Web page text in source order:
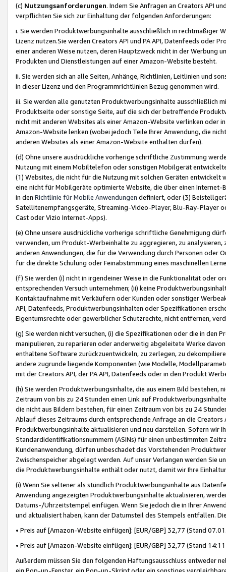
(c) Nutzungsanforderungen. Indem Sie Anfragen an Creators API
verpflichten Sie sich zur Einhaltung der folgenden Anforderungen:
i. Sie werden Produktwerbungsinhalte ausschließlich in rechtmäßiger
Lizenz nutzen.Sie werden Creators API und PA API, Datenfeeds oder
einer anderen Weise nutzen, deren Hauptzweck nicht in der Werbung
Produkten und Dienstleistungen auf einer Amazon-Website besteht.
ii. Sie werden sich an alle Seiten, Anhänge, Richtlinien, Leitlinien und
in dieser Lizenz und den Programmrichtlinien Bezug genommen wird.
iii. Sie werden alle genutzten Produktwerbungsinhalte ausschließlich
Produktseite oder sonstige Seite, auf die sich der betreffende
nicht mit anderen Websites als einer Amazon-Website verlinken oder
Amazon-Website lenken (wobei jedoch Teile Ihrer Anwendung, die
anderen Websites als einer Amazon-Website enthalten dürfen).
(d) Ohne unsere ausdrückliche vorherige schriftliche Zustimmung
Nutzung mit einem Mobiltelefon oder sonstigen Mobilgerät
(1) Websites, die nicht für die Nutzung mit solchen Geräten
eine nicht für Mobilgeräte optimierte Website, die über einen
in den Richtlinie für Mobile Anwendungen definiert, oder (3)
Satellitenempfangsgeräte, Streaming-Video-Player, Blu-Ray-Player
Cast oder Vizio Internet-Apps).
(e) Ohne unsere ausdrückliche vorherige schriftliche Genehmigung
verwenden, um Produkt-Werbeinhalte zu aggregieren, zu
anderen Anwendungen, die für die Verwendung durch Personen
für die direkte Schulung oder Feinabstimmung eines maschinellen
(f) Sie werden (i) nicht in irgendeiner Weise in die Funktionalität oder
entsprechenden Versuch unternehmen; (ii) keine
Kontaktaufnahme mit Verkäufern oder Kunden oder sonstiger
API, Datenfeeds, Produktwerbungsinhalten oder Spezifikationen
Eigentumsrechte oder gewerblicher Schutzrechte, nicht entfernen,
(g) Sie werden nicht versuchen, (i) die Spezifikationen oder die in
manipulieren, zu reparieren oder anderweitig abgeleitete Werke
enthaltene Software zurückzuentwickeln, zu zerlegen, zu
andere zugrunde liegende Komponenten (wie Modelle,
mit der Creators API, der PA API, Datenfeeds oder in den Produkt
(h) Sie werden Produktwerbungsinhalte, die aus einem Bild bestehen,
Zeitraum von bis zu 24 Stunden einen Link auf
die nicht aus Bildern bestehen, für einen Zeitraum von bis zu 24
Ablauf dieses Zeitraums durch entsprechende Anfrage an die
Produktwerbungsinhalte aktualisieren und neu darstellen. Sofern wir
Standardidentifikationsnummern (ASINs) für einen unbestimmten
Kundenanwendung, dürfen unbeschadet des Vorstehenden
Zwischenspeicher abgelegt werden. Auf unser Verlangen werden Sie
die Produktwerbungsinhalte enthält oder nutzt, damit wir Ihre
(i) Wenn Sie seltener als stündlich Produktwerbungsinhalte aus
Anwendung angezeigten Produktwerbungsinhalte aktualisieren,
Datums-/Uhrzeitstempel einfügen. Wenn Sie jedoch die in Ihrer
und aktualisiert haben, kann der Datumsteil des Stempels entfallen.
• Preis auf [Amazon-Website einfügen]: [EUR/GBP] 32,77 (Stand
• Preis auf [Amazon-Website einfügen]: [EUR/GBP] 32,77 (Stand
Außerdem müssen Sie den folgenden Haftungsausschluss entweder
ein Pop-up-Fenster, ein Pop-up-Skript oder ein sonstiges